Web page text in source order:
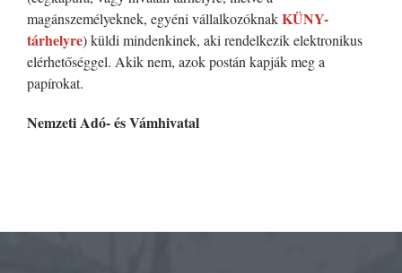
magánszemélyeknek, egyéni vállalkozóknakKÜNY-
tárhelyre) küldi mindenkinek, aki rendelkezik elektronikus
elérhetőséggel. Akik nem, azok postán kapják meg a
papírokat.
Nemzeti Adó- és Vámhivatal